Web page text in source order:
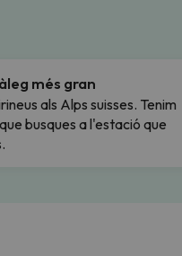
més gran
als Alps suisses. Tenim
busques a l'estació que